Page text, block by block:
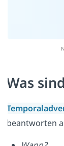
Was
beantworten